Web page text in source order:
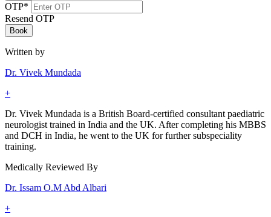
OTP*
Resend OTP
Book
Written by
Dr. Vivek Mundada
+
Dr. Vivek Mundada is a British Board-certified ​consultant paediatric
neurologist ​trained in India and the UK. After completing his MBBS
and DCH in India, he went to the UK for further subspeciality
training.
Medically Reviewed By
Dr. Issam O.M Abd Albari
+